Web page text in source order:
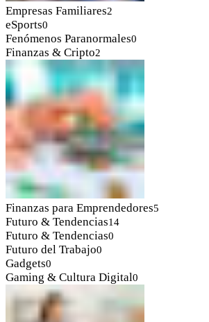
Empresas Familiares2
eSports0
Fenómenos Paranormales0
Finanzas & Cripto2
Finanzas para Emprendedores5
Futuro & Tendencias14
Futuro & Tendencias0
Futuro del Trabajo0
Gadgets0
Gaming & Cultura Digital0